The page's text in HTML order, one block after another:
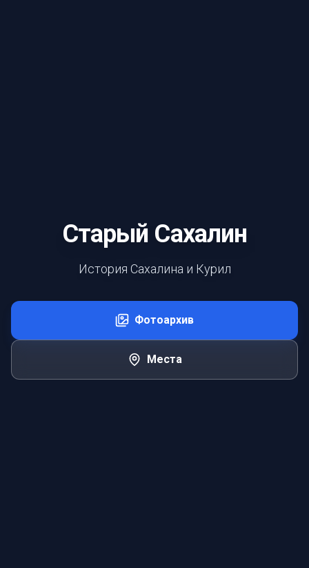
Старый Сахалин
История Сахалина и Курил
Фотоархив
Места